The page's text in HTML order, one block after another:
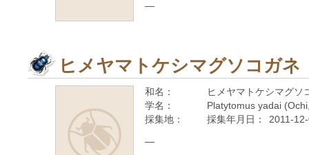
—
ヒメヤマトケシマグソコガネ
和名：
ヒメヤマトケシマグソ
学名：
Platytomus yadai
採集地：
採集年月日： 2011-
—